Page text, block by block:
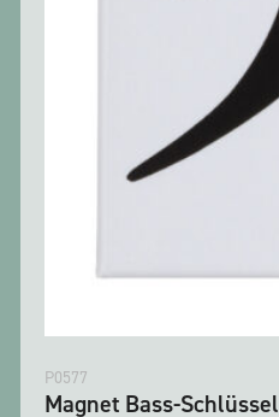
P0577
Magnet Bass-Schlüssel